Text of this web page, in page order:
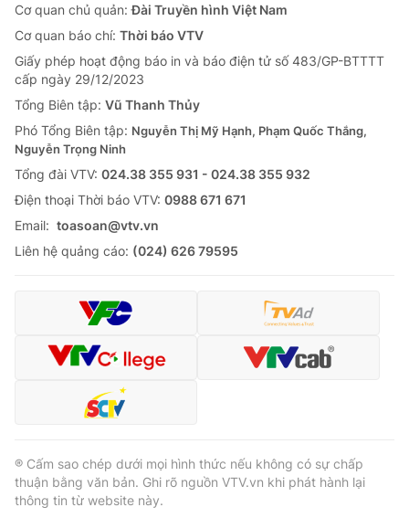
Cơ quan chủ quản:Đài Truyền hình Việt Nam
Cơ quan báo chí: Thời báo VTV
Giấy phép hoạt động báo in và báo điện tử số 483/GP-BTTTT
cấp ngày 29/12/2023
Tổng Biên tập: Vũ Thanh Thủy
Phó Tổng Biên tập: Nguyễn Thị Mỹ Hạnh, Phạm Quốc Thắng,
Nguyễn Trọng Ninh
Tổng đài VTV: 024.38 355 931 - 024.38 355 932
Ðiện thoại Thời báo VTV: 0988 671 671
Email: toasoan@vtv.vn
Liên hệ quảng cáo: (024) 626 79595
® Cấm sao chép dưới mọi hình thức nếu không có sự chấp
thuận bằng văn bản. Ghi rõ nguồn VTV.vn khi phát hành lại
thông tin từ website này.